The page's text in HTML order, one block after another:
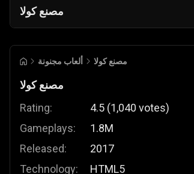
مصنع كولا
ألعاب مجنونة مصنع كولا
مصنع كولا
Rating:
Gameplays:
Released:
Technology:
4.5 (1,040 votes)
1.8M
2017
HTML5